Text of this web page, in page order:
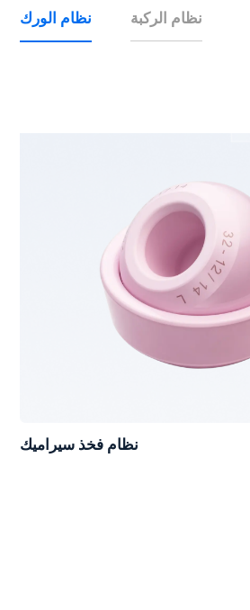
نظام الورك نظام الركبة
نظام فخذ سيراميك